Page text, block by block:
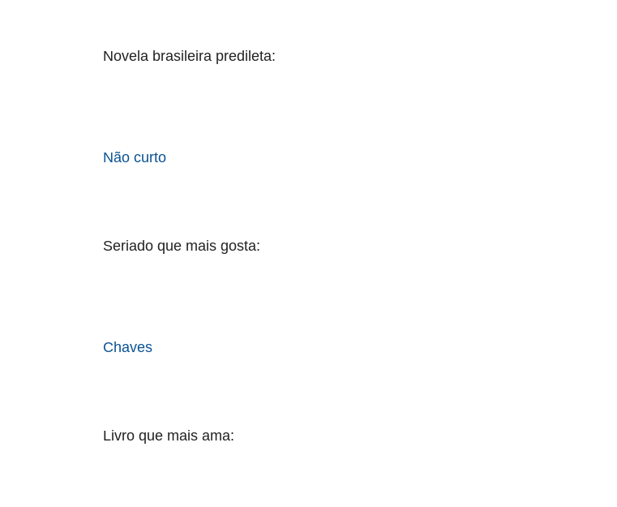
Novela brasileira predileta:
Não curto
Seriado que mais gosta:
Chaves
Livro que mais ama: